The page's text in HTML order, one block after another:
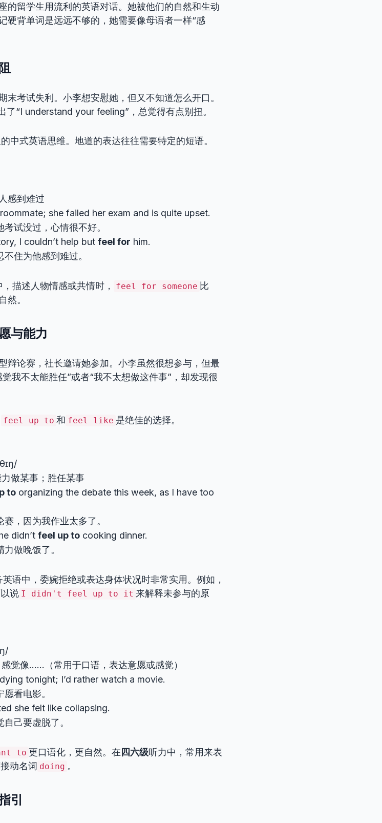
的留学生用流利的英语对话。她被他们的自然和生动
硬背单词是远远不够的，她需要像母语者一样“感
考试失利。小李想安慰她，但又不知道怎么开口。
了“I understand your feeling”，总觉得有点别扭。
中式英语思维。地道的表达往往需要特定的短语。
感到难过
she failed her exam and is quite upset.
试没过，心情很不好。
I couldn’t help but feel for him.
住为他感到难过。
描述人物情感或共情时， feel for someone 比
然。
与能力
辩论赛，社长邀请她参加。小李虽然很想参与，但最
我不太能胜任”或者“我不太想做这件事”，却发现很
feel up to 和 feel like 是绝佳的选择。
做某事；胜任某事
to organizing the debate this week, as I have too
，因为我作业太多了。
didn’t feel up to cooking dinner.
做晚饭了。
语中，委婉拒绝或表达身体状况时非常实用。例如，
说 I didn't feel up to it 来解释未参与的原
觉像……（常用于口语，表达意愿或感觉）
tonight; I’d rather watch a movie.
看电影。
she felt like collapsing.
己要虚脱了。
to 更口语化，更自然。在四六级听力中，常用来表
动名词 doing 。
引